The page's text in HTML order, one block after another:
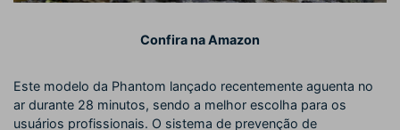
Confira na Amazon
Este modelo da Phantom lançado recentemente aguenta no
ar durante 28 minutos, sendo a melhor escolha para os
usuários profissionais. O sistema de prevenção de